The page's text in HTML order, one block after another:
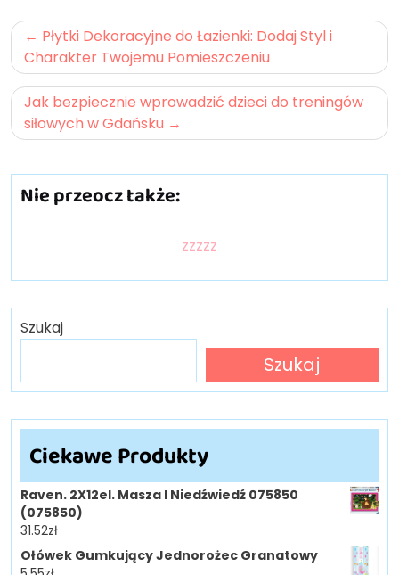
Nawigacja
wpisu
Płytki Dekoracyjne do Łazienki: Dodaj Styl i
Charakter Twojemu Pomieszczeniu
Jak bezpiecznie wprowadzić dzieci do treningów
siłowych w Gdańsku
Nie przeocz także:
zzzzz
Szukaj
Szukaj
Ciekawe Produkty
Raven. 2X12el. Masza I Niedźwiedź 075850
(075850)
31.52zł
Ołówek Gumkujący Jednorożec Granatowy